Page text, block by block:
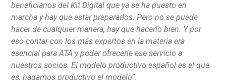
beneficiarios del Kit Digital que ya se ha puesto en
marcha y hay que estar preparados. Pero no se puede
hacer de cualquier manera, hay que hacerlo bien. Y por
eso contar con los más expertos en la materia era
esencial para ATA y poder ofrecerle ese servicio a
nuestros socios. El modelo productivo español es el que
es, hagamos productivo el modelo”.